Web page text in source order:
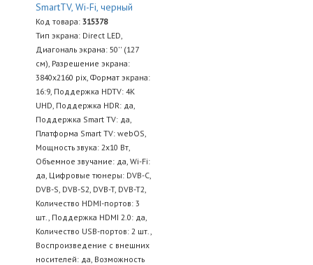
SmartTV, Wi-Fi, черный
Код товара: 315378
Тип экрана: Direct LED,
Диагональ экрана: 50'' (127
см), Разрешение экрана:
3840х2160 pix, Формат экрана:
16:9, Поддержка HDTV: 4K
UHD, Поддержка HDR: да,
Поддержка Smart TV: да,
Платформа Smart TV: webOS,
Мощность звука: 2х10 Вт,
Объемное звучание: да, Wi-Fi:
да, Цифровые тюнеры: DVB-C,
DVB-S, DVB-S2, DVB-T, DVB-T2,
Количество HDMI-портов: 3
шт., Поддержка HDMI 2.0: да,
Количество USB-портов: 2 шт.,
Воспроизведение с внешних
носителей: да, Возможность